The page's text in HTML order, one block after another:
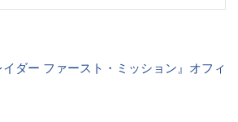
ダー ファースト・ミッション』オフィ